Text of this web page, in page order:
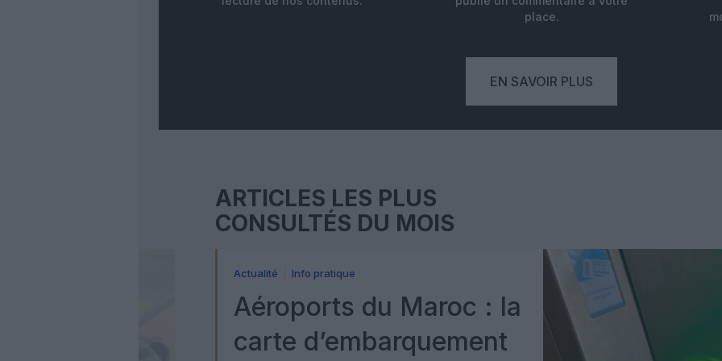
place.
EN SAVOIR PLUS
ARTICLES LES PLUS
CONSULTÉS DU MOIS
Actualité Info pratique
Aéroports du Maroc : la
carte d’embarquement